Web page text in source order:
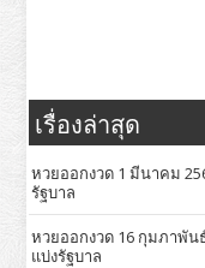
เรื่องล่าสุด
หวยออกงวด 1 มีนาคม
รัฐบาล
หวยออกงวด 16 กุมภาพัน
แบ่งรัฐบาล